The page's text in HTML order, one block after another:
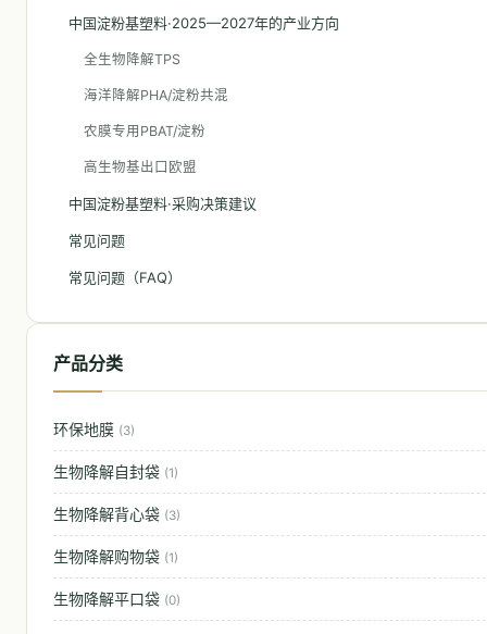
中国淀粉基塑料·2025—2027年的产业方向
全生物降解TPS
海洋降解PHA/淀粉共混
农膜专用PBAT/淀粉
高生物基出口欧盟
中国淀粉基塑料·采购决策建议
常见问题
常见问题（FAQ）
产品分类
环保地膜 (3)
生物降解自封袋 (1)
生物降解背心袋 (3)
生物降解购物袋 (1)
生物降解平口袋 (0)